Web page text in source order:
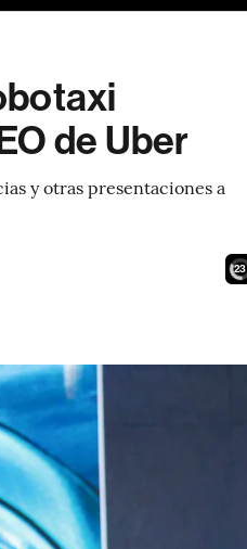
de Uber
y otras presentaciones a
21